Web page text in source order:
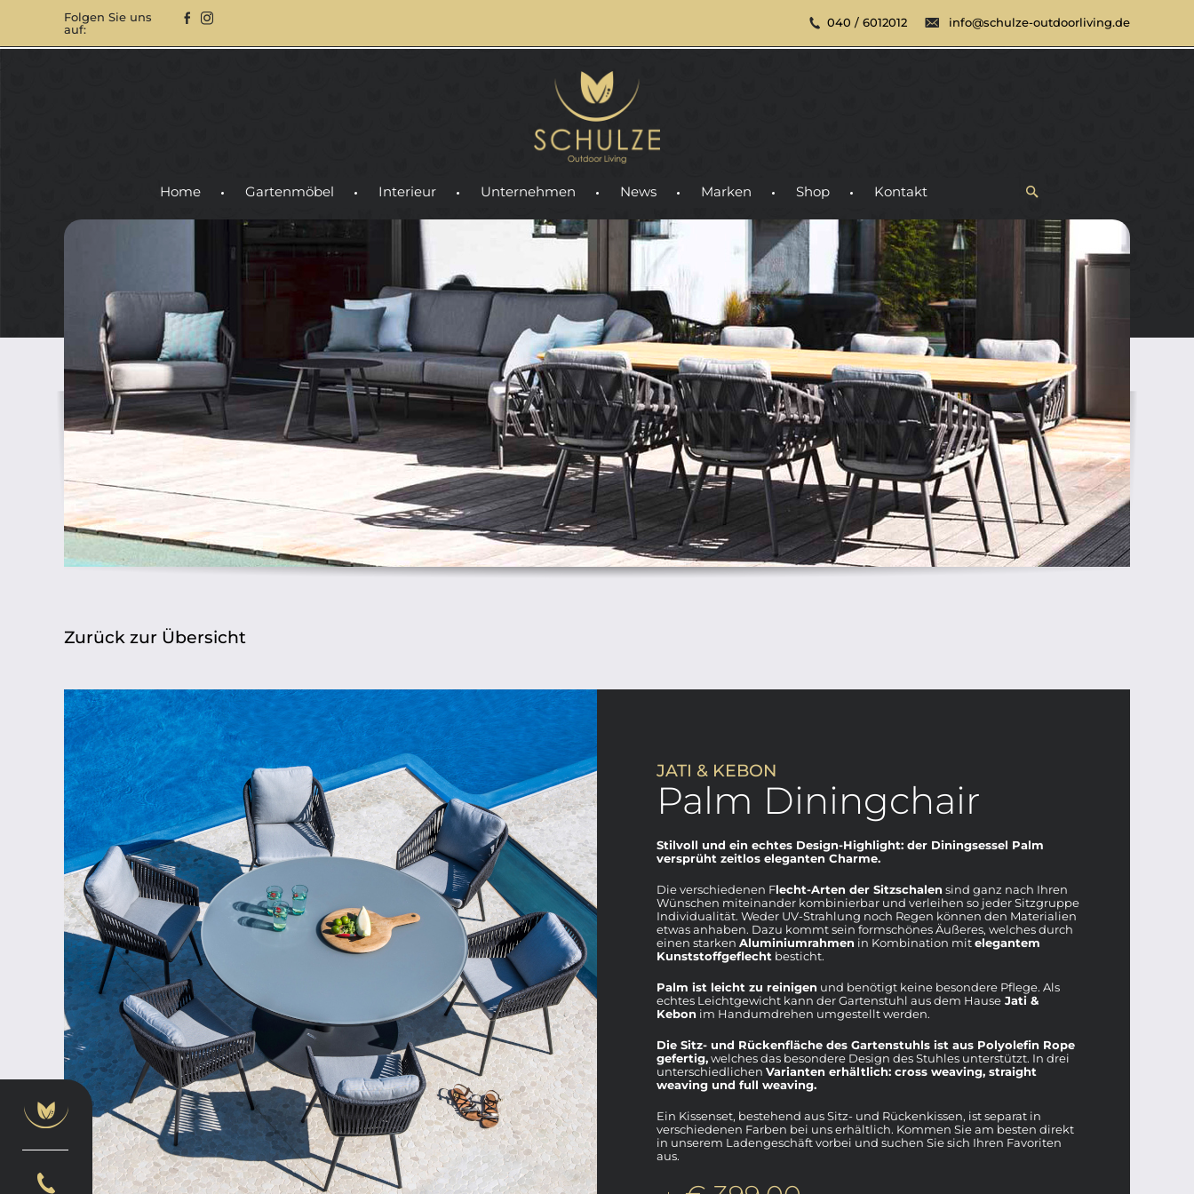
Folgen Sie uns
auf:
040 / 6012012 info@schulze-outdoorliving.de
Home Gartenmöbel Interieur Unternehmen News Marken Shop Kontakt
Zurück zur Übersicht
JATI & KEBON
Palm Diningchair
Stilvoll und ein echtes Design-Highlight: der Diningsessel Palm
versprüht zeitlos eleganten Charme.
Die verschiedenen Flecht-Arten der Sitzschalen sind ganz nach Ihren
Wünschen miteinander kombinierbar und verleihen so jeder Sitzgruppe
Individualität. Weder UV-Strahlung noch Regen können den Materialien
etwas anhaben. Dazu kommt sein formschönes Äußeres, welches durch
einen starken Aluminiumrahmen in Kombination mitelegantem
Kunststoffgeflecht besticht.
Palm ist leicht zu reinigen und benötigt keine besondere Pflege. Als
echtes Leichtgewicht kann der Gartenstuhl aus dem Hause Jati &
Kebon im Handumdrehen umgestellt werden.
Die Sitz- und Rückenfläche des Gartenstuhls ist aus Polyolefin Rope
gefertig,welches das besondere Design des Stuhles unterstützt. In drei
unterschiedlichen Varianten erhältlich: cross weaving, straight
weaving und full weaving.
Ein Kissenset, bestehend aus Sitz- und Rückenkissen, ist separat in
verschiedenen Farben bei uns erhältlich. Kommen Sie am besten direkt
in unserem Ladengeschäft vorbei und suchen Sie sich Ihren Favoriten
aus.